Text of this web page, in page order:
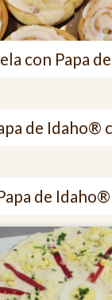
con Papa
de Idaho®
de Idaho®